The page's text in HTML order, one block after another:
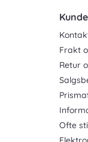
Frakt
Retur
Ofte